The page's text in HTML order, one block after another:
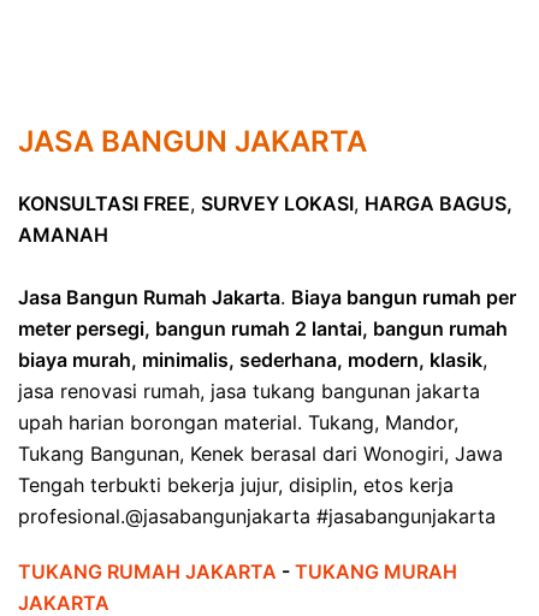
JASA BANGUN JAKARTA
KONSULTASI FREE, SURVEY LOKASI, HARGA BAGUS,
AMANAH
Jasa Bangun Rumah Jakarta. Biaya bangun rumah per
meter persegi, bangun rumah 2 lantai, bangun rumah
biaya murah, minimalis, sederhana, modern, klasik,
jasa renovasi rumah, jasa tukang bangunan jakarta
upah harian borongan material. Tukang, Mandor,
Tukang Bangunan, Kenek berasal dari Wonogiri, Jawa
Tengah terbukti bekerja jujur, disiplin, etos kerja
profesional.@jasabangunjakarta #jasabangunjakarta
TUKANG RUMAH JAKARTA - TUKANG MURAH
JAKARTA